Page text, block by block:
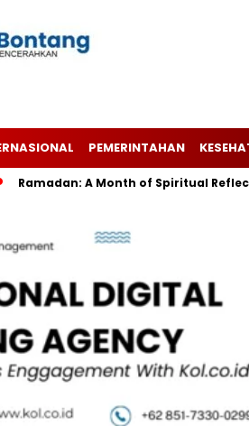
PEMERINTAHAN
A Month of Spiritual Reflection,